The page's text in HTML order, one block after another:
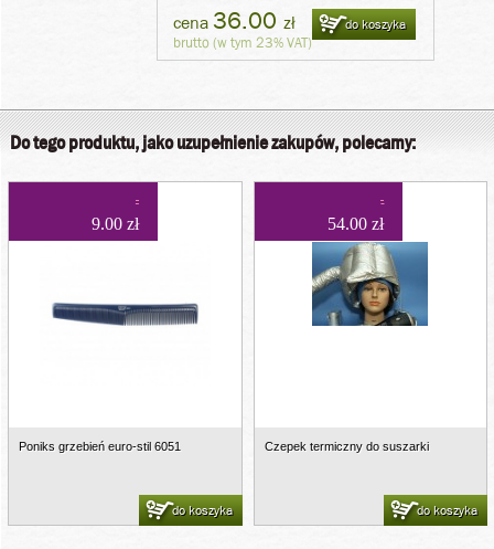
cena36.00 zł
brutto (w tym 23% VAT)
do koszyka
Do tego produktu, jako uzupełnienie zakupów, polecamy:
9.00 zł
Poniks grzebień euro-stil 6051
do koszyka
54.00 zł
Czepek termiczny do suszarki
do koszyka